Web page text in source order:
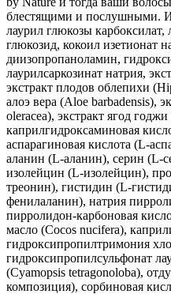
блестящими и послушными.
лаурил глюкозы карбоксилат,
глюкозид, кокоил изетионат
диизопропаноламин,
лаурилсаркозинат натрия,
экстракт плодов облепихи
алоэ вера (Aloe barbadensis),
oleracea), экстракт ягод
каприлгидроксаминовая
аспарагиновая кислота (L-
аланин (L-аланин), серин (L-
изолейцин (L-изолейцин),
треонин), гистидин (L-
фенилаланин), натрия
пирролидон-карбоновая
масло (Cocos nucifera),
гидроксипропилтримония
гидроксипропилсульфонат
(Cyamopsis tetragonoloba),
композиция), сорбиновая